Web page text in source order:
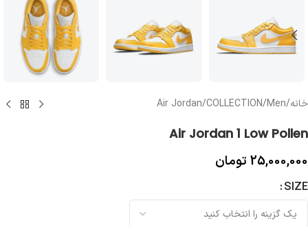
خانه/
Men
/
COLLECTION
/
Air Jordan
Air Jordan 1 Low Pollen
25,000,000 تومان
SIZE